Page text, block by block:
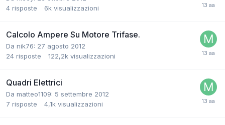
4 risposte 6k visualizzazioni
Calcolo Ampere Su Motore Trifase.
Da nik76: 27 agosto 2012
24 risposte 122,2k visualizzazioni
Quadri Elettrici
Da matteo1109: 5 settembre 2012
7 risposte 4,1k visualizzazioni